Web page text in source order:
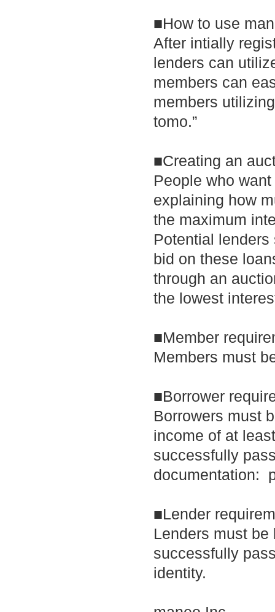
■How to use
After intially
lenders can
members can
members
tomo.”
■Creating an
People who
explaining how
the maximum
Potential
bid on these
through an
the lowest
■Member
Members must
■Borrower
Borrowers must
income of at
successfully
documentation:
■Lender
Lenders must
successfully
identity.